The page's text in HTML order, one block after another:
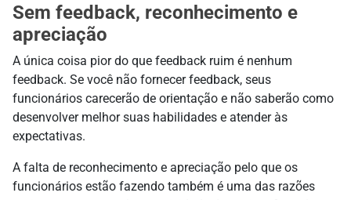
Sem feedback, reconhecimento e
apreciação
A única coisa pior do que feedback ruim é nenhum
feedback. Se você não fornecer feedback, seus
funcionários carecerão de orientação e não saberão como
desenvolver melhor suas habilidades e atender às
expectativas.
A falta de reconhecimento e apreciação pelo que os
funcionários estão fazendo também é uma das razões